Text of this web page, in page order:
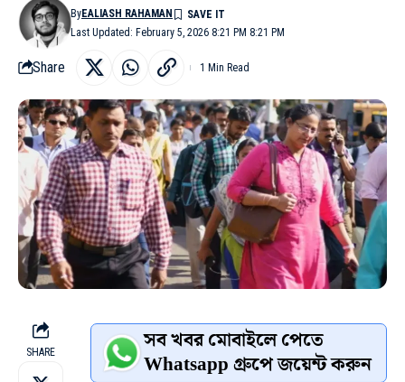
Last Updated: February 5, 2026 8:21 PM 8:21 PM
ByEALIASH RAHAMAN
Share 1 Min Read
SHARE সব খবর মোবাইলে পেতে
Whatsapp গ্রুপে জয়েন্ট করুন